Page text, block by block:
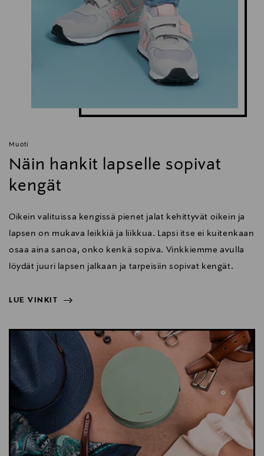
Muoti
Näin hankit lapselle sopivat
kengät
Oikein valituissa kengissä pienet jalat kehittyvät oikein ja
lapsen on mukava leikkiä ja liikkua. Lapsi itse ei kuitenkaan
osaa aina sanoa, onko kenkä sopiva. Vinkkiemme avulla
löydät juuri lapsen jalkaan ja tarpeisiin sopivat kengät.
LUE VINKIT
LUE VINKIT